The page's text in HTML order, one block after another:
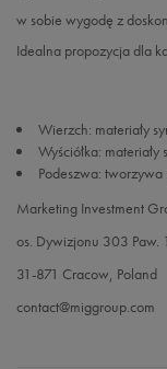
46 30 cm
w sobie wygodę z
Idealna propozycja dla
Wierzch: materiały
Wyściółka:
Podeszwa: tworzywa
Marketing Investment
os. Dywizjonu 303 Paw. 1
31-871 Cracow, Poland
contact@miggroup.com